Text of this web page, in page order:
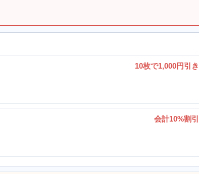
10枚で1,000円引き
会計10%割引